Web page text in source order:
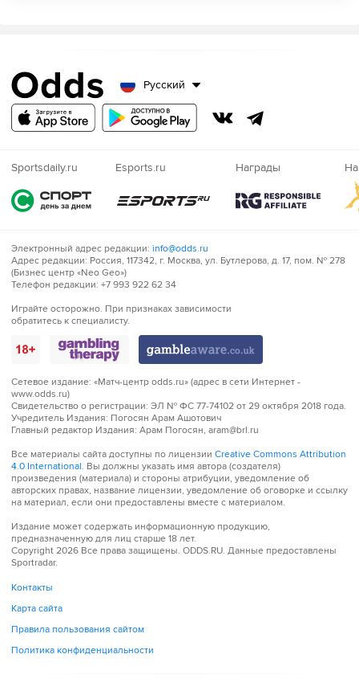
Русский
Sportsdaily.ru Esports.ru Награды
Электронный адрес редакции: info@odds.ru
Адрес редакции: Россия, 117342, г. Москва, ул. Бутлерова, д. 17, пом. № 278
(Бизнес центр «Neo Geo»)
Телефон редакции: +7 993 922 62 34
Играйте
осторожно!
Играйте осторожно. При признаках зависимости
обратитесь к специалисту.
Сетевое издание: «Матч-центр odds.ru» (адрес в сети Интернет -
www.odds.ru)
Свидетельство о регистрации: ЭЛ № ФС 77-74102 от 29 октября 2018 года.
Учредитель Издания: Погосян Арам Ашотович
Главный редактор Издания: Арам Погосян, aram@brl.ru
Все материалы сайта доступны по лицензии Creative Commons Attribution
4.0 International. Вы должны указать имя автора (создателя)
произведения (материала) и стороны атрибуции, уведомление об
авторских правах, название лицензии, уведомление об оговорке и ссылку
на материал, если они предоставлены вместе с материалом.
Издание может содержать информационную продукцию,
предназначенную для лиц старше 18 лет.
Copyright 2026 Все права защищены. ODDS.RU. Данные предоставлены
Sportradar.
Контакты
Карта сайта
Правила пользования сайтом
Политика конфиденциальности